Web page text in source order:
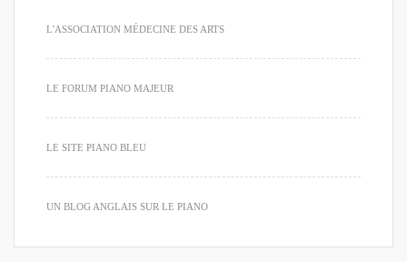
L'ASSOCIATION MÉDECINE DES ARTS
LE FORUM PIANO MAJEUR
LE SITE PIANO BLEU
UN BLOG ANGLAIS SUR LE PIANO